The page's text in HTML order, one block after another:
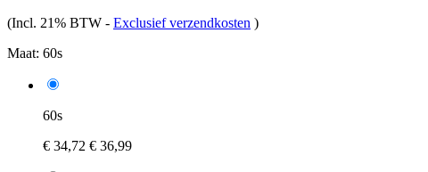
(Incl. 21% BTW - Exclusief verzendkosten )
Maat: 60s
60s
€ 34,72 € 36,99